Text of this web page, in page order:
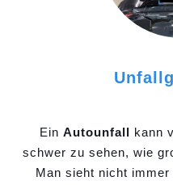
Ein Autounfall kann
schwer zu sehen, wie
Man sieht nicht